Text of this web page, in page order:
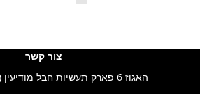
צור קשר
האגוז 6 פארק תעשיות חבל מודיעין (בתאום מראש)